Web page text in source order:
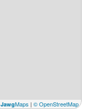
JawgMaps | © OpenStreetMap